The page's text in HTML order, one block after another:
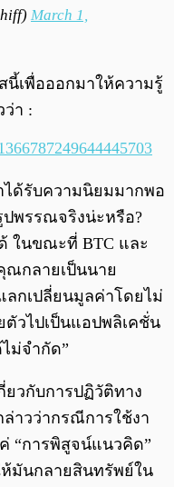
March 1,
นี้เพื่อออกมาให้ความรู้
ว่า :
ได้รับความนิยมมากพอ
ปพรรณจริงน่ะหรือ?
ในขณะที่ BTC และ
ณกลายเป็นนาย
กเปลี่ยนมูลค่าโดยไม่
วไปเป็นแอปพลิเคชั่น
ม่จำกัด”
ยวกับการปฏิวัติทาง
าวว่ากรณีการใช้งา
“การพิสูจน์แนวคิด”
มันกลายสินทรัพย์ใน